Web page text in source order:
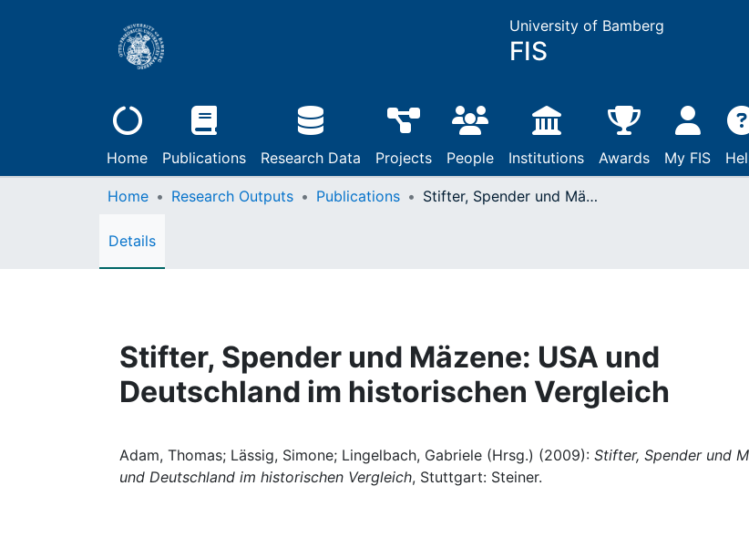
University of Bamberg
FIS
Home Publications Research Data Projects People Institutions Awards My FIS
Home Research Outputs Publications Stifter, Spender und Mäzene: USA und Deutschland im historischen Vergleich
Details
Stifter, Spender und Mäzene: USA und
Deutschland im historischen Vergleich
Adam, Thomas; Lässig, Simone; Lingelbach, Gabriele (Hrsg.) (2009): Stifter, Spender und
und Deutschland im historischen Vergleich, Stuttgart: Steiner.